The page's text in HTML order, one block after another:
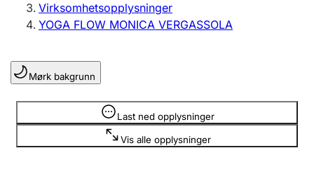
Enkeltpersonforetak
Registrere, endre, slette
Lag og forening
Registrere, endre, slette
Virksomhetsopplysninger
YOGA FLOW MONICA VERGASSOLA
Mørk bakgrunn
Last ned opplysninger
Vis alle opplysninger
Opplysninger er skjult